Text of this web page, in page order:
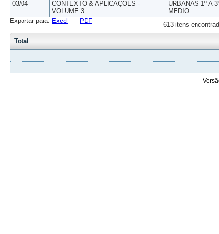
03/04
CONTEXTO & APLICAÇÕES -
VOLUME 3
URBANAS 1º A
MEDIO
613 itens
Exportar para: Excel PDF
Total